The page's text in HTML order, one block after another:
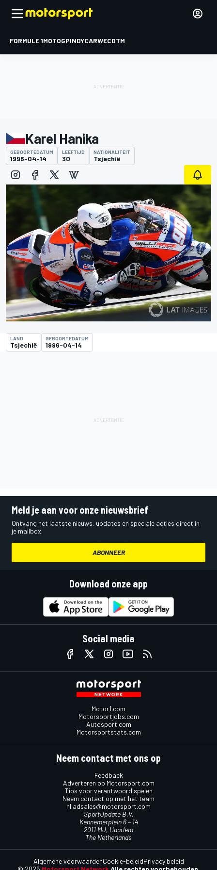
FORMULE 1MOTOGPINDYCARWECDTM
Karel Hanika
GEBOORTEDATUM
1996-04-14
LEEFTIJD
30
NATIONALITEIT
Tsjechië
LAND
Tsjechië
GEBOORTEDATUM
1996-04-14
Meld je aan voor onze nieuwsbrief
Ontvang het laatste nieuws, updates en speciale acties direct in
je mailbox.
ABONNEER
Download onze app
Social media
Motor1.com
Motorsportjobs.com
Autosport.com
Motorsportstats.com
Neem contact met ons op
Feedback
Adverteren op Motorsport.com
Tips voor verantwoord spelen
Neem contact op met het team
nl.adsales@motorsport.com
SportUpdate B.V.
Kennemerplein 6 – 14
2011 MJ, Haarlem
The Netherlands
Algemene voorwaardenCookie-beleidPrivacy beleid